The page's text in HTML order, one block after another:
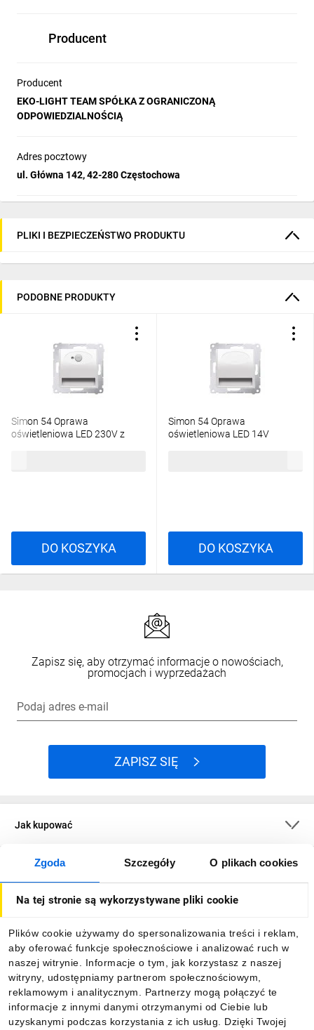
Zgoda Szczegóły O plikach cookies
Na tej stronie są wykorzystywane pliki cookie
Plików cookie używamy do spersonalizowania treści i reklam,
aby oferować funkcje społecznościowe i analizować ruch w
naszej witrynie. Informacje o tym, jak korzystasz z naszej
witryny, udostępniamy partnerom społecznościowym,
reklamowym i analitycznym. Partnerzy mogą połączyć te
informacje z innymi danymi otrzymanymi od Ciebie lub
uzyskanymi podczas korzystania z ich usług. Dzięki Twojej
Producent
Producent
EKO-LIGHT TEAM SPÓŁKA Z OGRANICZONĄ
ODPOWIEDZIALNOŚCIĄ
Adres pocztowy
ul. Główna 142, 42-280 Częstochowa
PLIKI I BEZPIECZEŃSTWO PRODUKTU
PODOBNE PRODUKTY
Simon 54 Oprawa
oświetleniowa LED 230V z
DO KOSZYKA
Simon 54 Oprawa
oświetleniowa LED 14V
DO KOSZYKA
Zapisz się, aby otrzymać informacje o nowościach,
promocjach i wyprzedażach
Podaj adres e-mail
ZAPISZ SIĘ
Jak kupować
O firmie
Informacje
Pobierz naszą aplikację mobilną: